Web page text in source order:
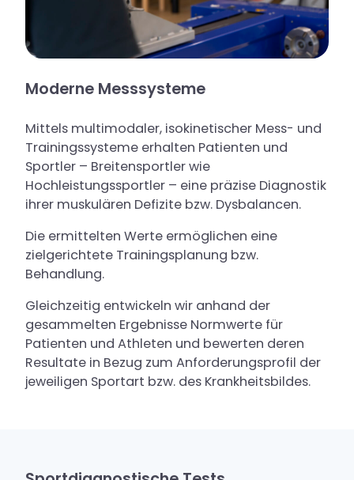
Moderne Messsysteme
Mittels multimodaler, isokinetischer Mess- und
Trainingssysteme erhalten Patienten und
Sportler – Breitensportler wie
Hochleistungssportler – eine präzise Diagnostik
ihrer muskulären Defizite bzw. Dysbalancen.
Die ermittelten Werte ermöglichen eine
zielgerichtete Trainingsplanung bzw.
Behandlung.
Gleichzeitig entwickeln wir anhand der
gesammelten Ergebnisse Normwerte für
Patienten und Athleten und bewerten deren
Resultate in Bezug zum Anforderungsprofil der
jeweiligen Sportart bzw. des Krankheitsbildes.